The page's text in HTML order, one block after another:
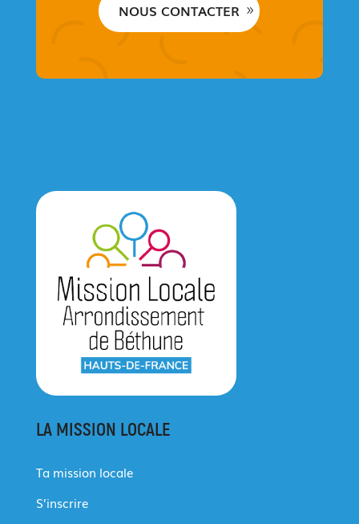
NOUS CONTACTER
LA MISSION LOCALE
Ta mission locale
S’inscrire